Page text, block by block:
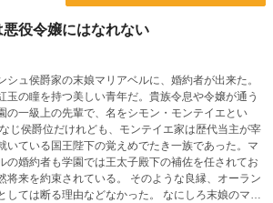
役令嬢にはなれない
シュ侯爵家の末娘マリアベルに、婚約者が出来た。
玉の瞳を持つ美しい青年だ。貴族令息や令嬢が通う
の一級上の先輩で、名をシモン・モンテイエとい
いている国王陛下の覚えめでたき一族であった。マ
の婚約者も学園では王太子殿下の補佐を任されてお
将来を約束されている。 そのような良縁、オーラン
は断る理由などなかった。 なにしろ末娘のマリ